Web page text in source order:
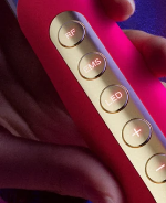
FAQ™ Pure
issa™ Teeth
Français
Polski
Türkçe